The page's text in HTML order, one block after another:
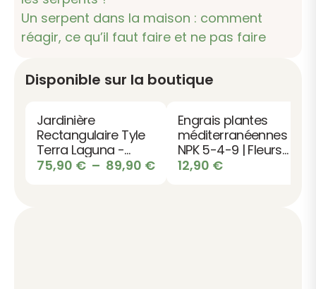
Un serpent dans la maison : comment
réagir, ce qu’il faut faire et ne pas faire
Disponible sur la boutique
Jardinière
Rectangulaire Tyle
Terra Laguna -
Design pour
75,90 € – 89,90 €Plage
Engrais plantes
méditerranéennes
NPK 5-4-9 | Fleurs
du soleil
12,90 €